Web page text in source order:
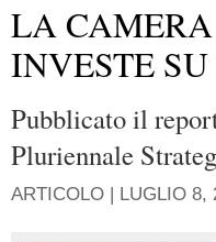
LA
INVESTE
Pubblicato il
Pluriennale
ARTICOLO | LUGLIO 8,